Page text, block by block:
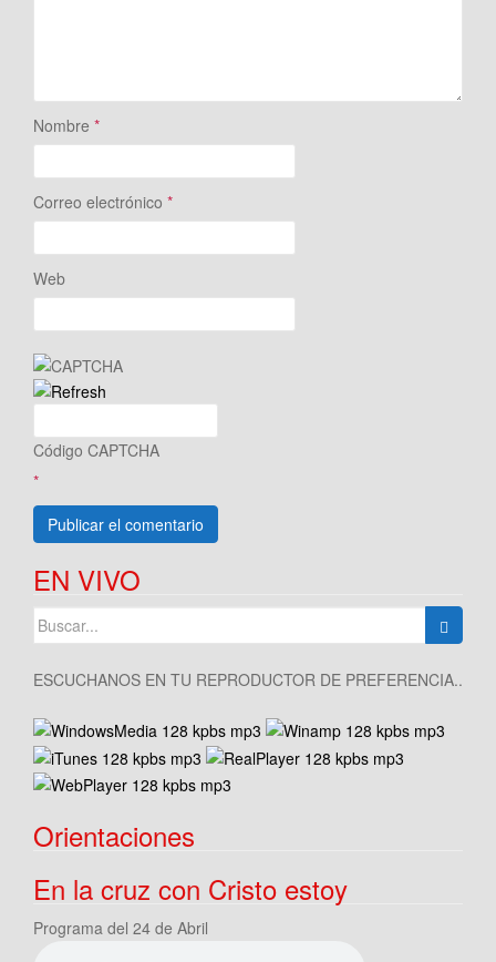
Nombre *
Correo electrónico *
Web
Código CAPTCHA
*
EN VIVO
Buscar:
ESCUCHANOS EN TU REPRODUCTOR DE PREFERENCIA..
Orientaciones
En la cruz con Cristo estoy
Programa del 24 de Abril